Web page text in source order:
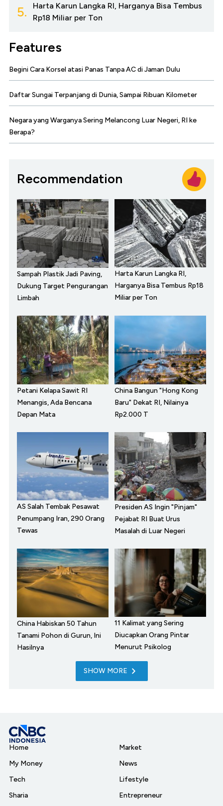
5.
Harta Karun Langka RI, Harganya Bisa Tembus
Rp18 Miliar per Ton
Features
Begini Cara Korsel atasi Panas Tanpa AC di Jaman Dulu
Daftar Sungai Terpanjang di Dunia, Sampai Ribuan Kilometer
Negara yang Warganya Sering Melancong Luar Negeri, RI ke
Berapa?
Recommendation
Sampah Plastik Jadi Paving,
Dukung Target Pengurangan
Limbah
Harta Karun Langka RI,
Harganya Bisa Tembus Rp18
Miliar per Ton
Petani Kelapa Sawit RI
Menangis, Ada Bencana
Depan Mata
China Bangun "Hong Kong
Baru" Dekat RI, Nilainya
Rp2.000 T
AS Salah Tembak Pesawat
Penumpang Iran, 290 Orang
Tewas
Presiden AS Ingin "Pinjam"
Pejabat RI Buat Urus
Masalah di Luar Negeri
China Habiskan 50 Tahun
Tanami Pohon di Gurun, Ini
Hasilnya
11 Kalimat yang Sering
Diucapkan Orang Pintar
Menurut Psikolog
SHOW MORE
Home
My Money
Tech
Sharia
Market
News
Lifestyle
Entrepreneur